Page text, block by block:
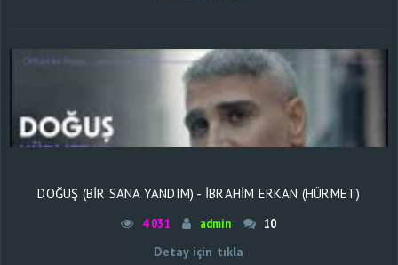
DOĞUŞ (BIR SANA YANDIM) - İBRAHIM ERKAN (HÜRMET)
4 031 admin 10
Detay için tıkla